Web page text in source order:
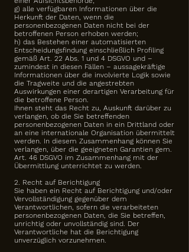
g) alle verfügbaren Informationen über die
Herkunft der Daten, wenn die
personenbezogenen Daten nicht bei der
betroffenen Person erhoben werden;
h) das Bestehen einer automatisierten
Entscheidungsfindung einschließlich Profiling
gemäß Art. 22 Abs. 1 und 4 DSGVO und –
zumindest in diesen Fällen – aussagekräftige
Informationen über die involvierte Logik sowie
die Tragweite und die angestrebten
Auswirkungen einer derartigen Verarbeitung für
die betroffene Person.
Ihnen steht das Recht zu, Auskunft darüber zu
verlangen, ob die Sie betreffenden
personenbezogenen Daten in ein Drittland oder
an eine internationale Organisation übermittelt
werden. In diesem Zusammenhang können Sie
verlangen, über die geeigneten Garantien gem.
Art. 46 DSGVO im Zusammenhang mit der
Übermittlung unterrichtet zu werden.
2. Recht auf Berichtigung
Sie haben ein Recht auf Berichtigung und/oder
Vervollständigung gegenüber dem
Verantwortlichen, sofern die verarbeiteten
personenbezogenen Daten, die Sie betreffen,
unrichtig oder unvollständig sind. Der
Verantwortliche hat die Berichtigung
unverzüglich vorzunehmen.